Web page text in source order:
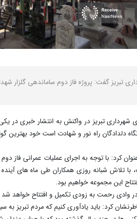
تبریز گفت: پروژه فاز دوم ساماندهی گلزار
شهرداری تبریز در واکنش به انتشار خبری
دلدادگان راه نور و شهادت است خود بهترین
کرد: با توجه به اجرای عملیات عمرانی فاز
تلاش شبانه روزی همکاران طی ماه های آینده
این مجموعه خواهیم بود.
وادی رحمت به زودی تکمیل و افتتاح خواهد
کرد: باید یادآوری کنیم که مردم